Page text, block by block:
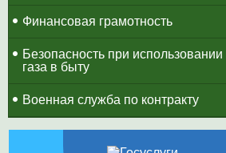
Финансовая грамотность
Безопасность при использовании
газа в быту
Военная служба по контракту